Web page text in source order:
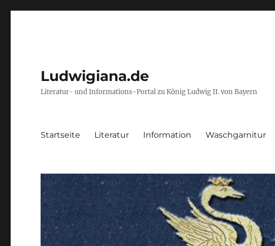
Ludwigiana.de
Literatur- und Informations-Portal zu König Ludwig II. von Bayern
Startseite Literatur Information Waschgarnitur